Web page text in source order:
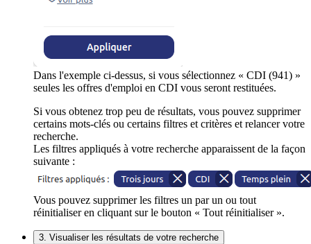
Dans l'exemple ci-dessus, si vous sélectionnez « CDI (941) »
seules les offres d'emploi en CDI vous seront restituées.
Si vous obtenez trop peu de résultats, vous pouvez supprimer
certains mots-clés ou certains filtres et critères et relancer votre
recherche.
Les filtres appliqués à votre recherche apparaissent de la façon
suivante :
Vous pouvez supprimer les filtres un par un ou tout
réinitialiser en cliquant sur le bouton « Tout réinitialiser ».
3. Visualiser les résultats de votre recherche